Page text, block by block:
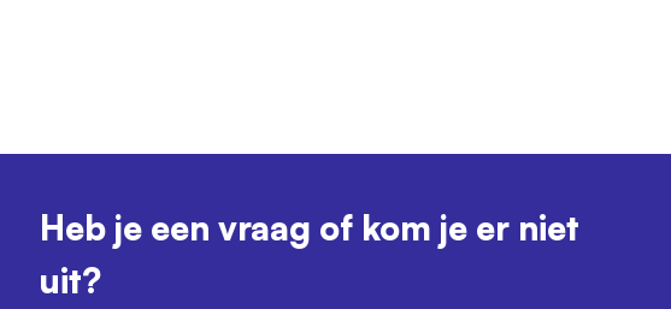
Heb je een vraag of kom je er niet
uit?